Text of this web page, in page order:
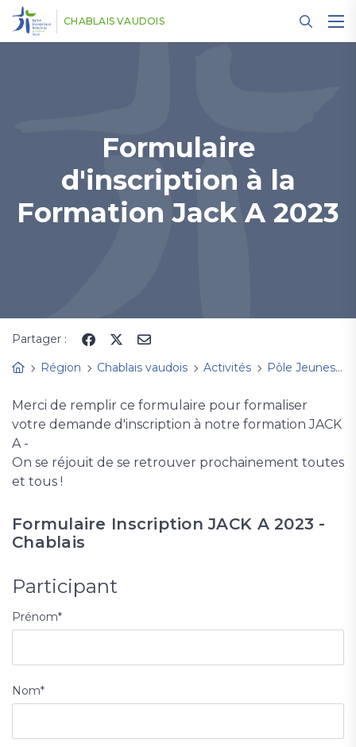
CHABLAIS VAUDOIS
Formulaire
d'inscription à la
Formation Jack A 2023
Partager :
Région
Chablais vaudois Activités Pôle Jeunesse
Merci de remplir ce formulaire pour formaliser
votre demande d'inscription à notre formation JACK
A -
On se réjouit de se retrouver prochainement toutes
et tous !
Formulaire Inscription JACK A 2023 -
Chablais
Participant
Prénom*
Nom*
Panneau de gestion des cookies